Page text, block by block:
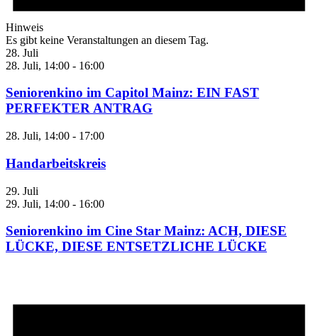
Hinweis
Es gibt keine Veranstaltungen an diesem Tag.
28. Juli
28. Juli, 14:00 - 16:00
Seniorenkino im Capitol Mainz: EIN FAST
PERFEKTER ANTRAG
28. Juli, 14:00 - 17:00
Handarbeitskreis
29. Juli
29. Juli, 14:00 - 16:00
Seniorenkino im Cine Star Mainz: ACH, DIESE
LÜCKE, DIESE ENTSETZLICHE LÜCKE